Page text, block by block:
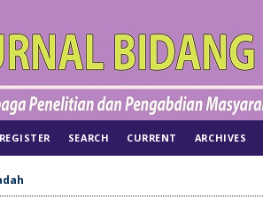
REGISTER SEARCH CURRENT ARCHIVES